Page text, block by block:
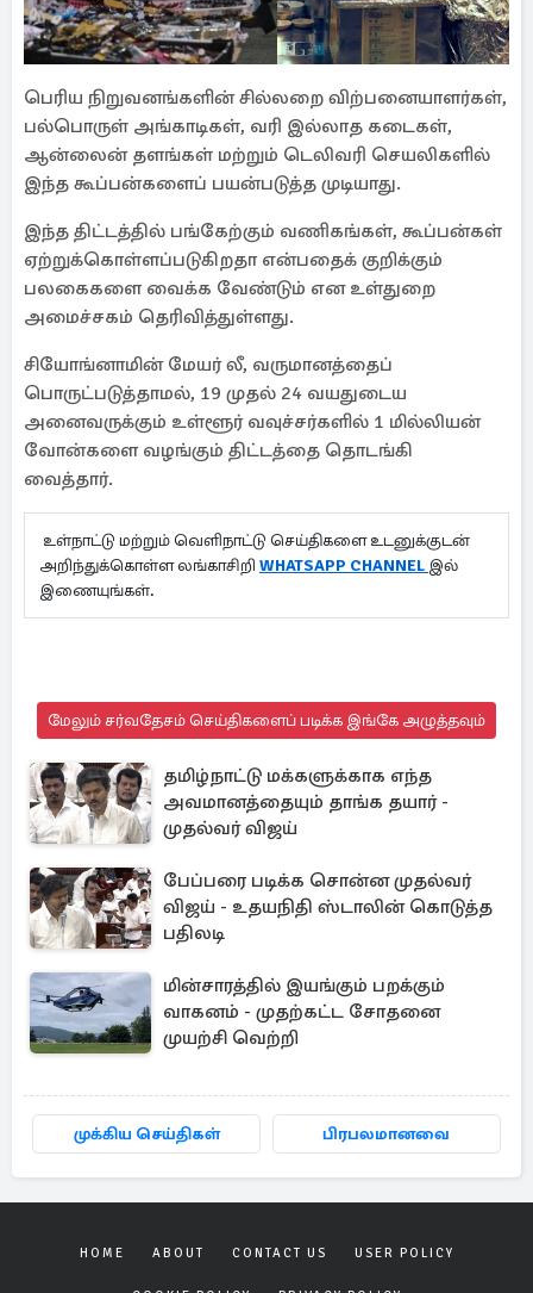
பெரிய நிறுவனங்களின் சில்லறை விற்பனையாளர்கள்,
பல்பொருள் அங்காடிகள், வரி இல்லாத கடைகள்,
ஆன்லைன் தளங்கள் மற்றும் டெலிவரி செயலிகளில்
இந்த கூப்பன்களைப் பயன்படுத்த முடியாது.
இந்த திட்டத்தில் பங்கேற்கும் வணிகங்கள், கூப்பன்கள்
ஏற்றுக்கொள்ளப்படுகிறதா என்பதைக் குறிக்கும்
பலகைகளை வைக்க வேண்டும் என உள்துறை
அமைச்சகம் தெரிவித்துள்ளது.
சியோங்னாமின் மேயர் லீ, வருமானத்தைப்
பொருட்படுத்தாமல், 19 முதல் 24 வயதுடைய
அனைவருக்கும் உள்ளூர் வவுச்சர்களில் 1 மில்லியன்
வோன்களை வழங்கும் திட்டத்தை தொடங்கி
வைத்தார்.
உள்நாட்டு மற்றும் வெளிநாட்டு செய்திகளை உடனுக்குடன்
அறிந்துக்கொள்ள லங்காசிறி WHATSAPP CHANNEL இல்
இணையுங்கள்.
மேலும் சர்வதேசம் செய்திகளைப் படிக்க இங்கே அழுத்தவும்
தமிழ்நாட்டு மக்களுக்காக எந்த
அவமானத்தையும் தாங்க தயார் -
முதல்வர் விஜய்
பேப்பரை படிக்க சொன்ன முதல்வர்
விஜய் - உதயநிதி ஸ்டாலின் கொடுத்த
பதிலடி
மின்சாரத்தில் இயங்கும் பறக்கும்
வாகனம் - முதற்கட்ட சோதனை
முயற்சி வெற்றி
முக்கிய செய்திகள் பிரபலமானவை
HOME ABOUT CONTACT US USER POLICY